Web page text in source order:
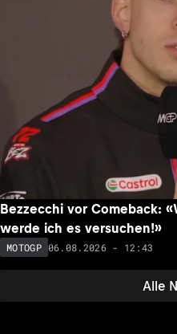
Alle
Bezzecchi vor Comeback:
werde ich es versuchen!»
MOTOGP 06.08.2026 - 12:43